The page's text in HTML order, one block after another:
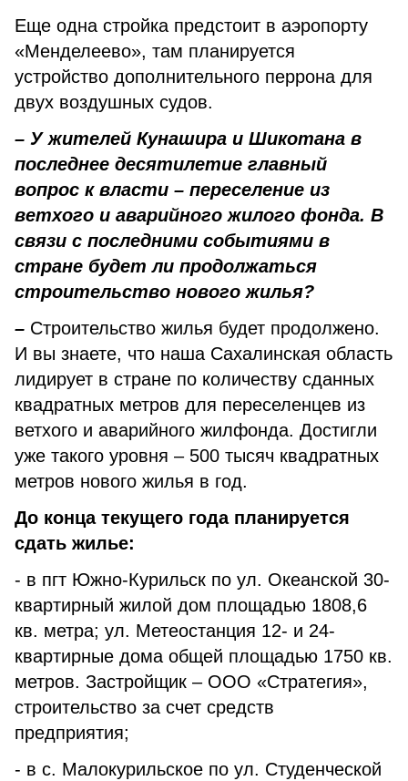
Еще одна стройка предстоит в аэропорту
«Менделеево», там планируется
устройство дополнительного перрона для
двух воздушных судов.
– У жителей Кунашира и Шикотана в
последнее десятилетие главный
вопрос к власти – переселение из
ветхого и аварийного жилого фонда. В
связи с последними событиями в
стране будет ли продолжаться
строительство нового жилья?
– Строительство жилья будет продолжено.
И вы знаете, что наша Сахалинская область
лидирует в стране по количеству сданных
квадратных метров для переселенцев из
ветхого и аварийного жилфонда. Достигли
уже такого уровня – 500 тысяч квадратных
метров нового жилья в год.
До конца текущего года планируется
сдать жилье:
- в пгт Южно-Курильск по ул. Океанской 30-
квартирный жилой дом площадью 1808,6
кв. метра; ул. Метеостанция 12- и 24-
квартирные дома общей площадью 1750 кв.
метров. Застройщик – ООО «Стратегия»,
строительство за счет средств
предприятия;
- в с. Малокурильское по ул. Студенческой